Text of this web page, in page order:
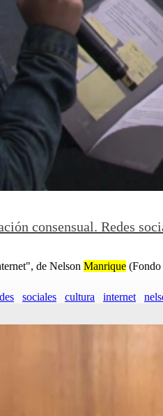
consensual. Redes
de Nelson Manrique (Fondo
sociales cultura internet